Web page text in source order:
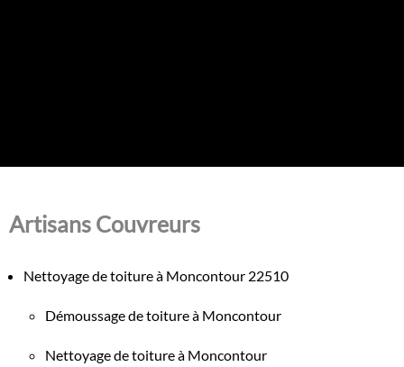
Artisans Couvreurs
Nettoyage de toiture à Moncontour 22510
Démoussage de toiture à Moncontour
Nettoyage de toiture à Moncontour